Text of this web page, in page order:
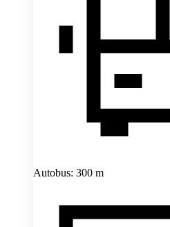
Autobus: 300 m